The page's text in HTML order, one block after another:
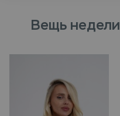
Вещь недели